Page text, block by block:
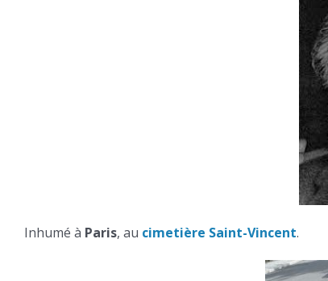
Inhumé à Paris, au cimetière Saint-Vincent.